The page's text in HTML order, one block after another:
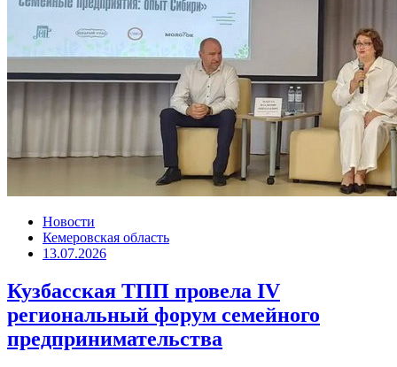
Новости
Кемеровская область
13.07.2026
Кузбасская ТПП провела IV
региональный форум семейного
предпринимательства